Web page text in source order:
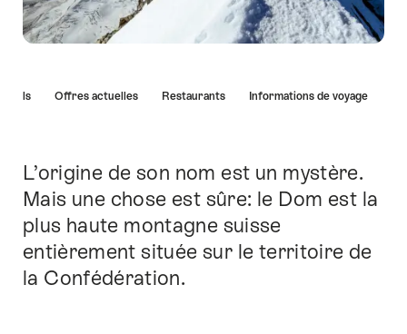
directement
points
forts
sur
page.
Offres actuelles Restaurants Informations de voyage
Introduction
L’origine de son nom est un mystère.
Mais une chose est sûre: le Dom est la
plus haute montagne suisse
entièrement située sur le territoire de
la Confédération.